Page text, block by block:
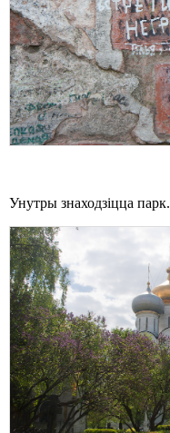
Унутры знаходзіцца парк.